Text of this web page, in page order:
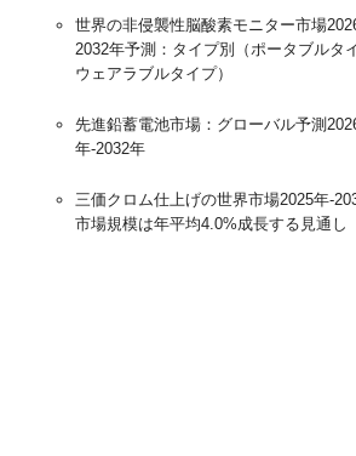
世界の非侵襲性脳酸素モニター市場
2032年予測：タイプ別（ポータブルタイ
ウェアラブルタイプ）
先進鉛蓄電池市場：グローバル予測
年-2032年
三価クロム仕上げの世界市場2025年-
市場規模は年平均4.0%成長する見通し